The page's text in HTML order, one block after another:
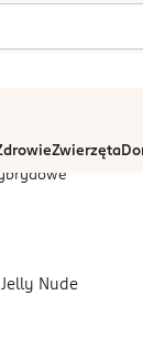
Zwierzęta
Nude